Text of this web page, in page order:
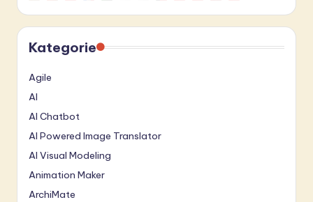
Kategorie
Agile
AI
AI Chatbot
AI Powered Image Translator
AI Visual Modeling
Animation Maker
ArchiMate